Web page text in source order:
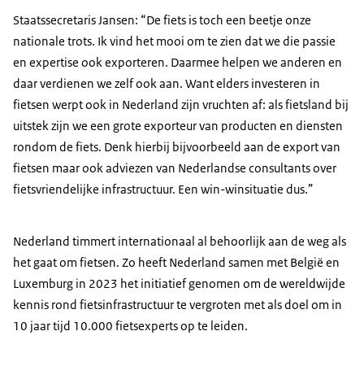
Staatssecretaris Jansen: “De fiets is toch een beetje onze
nationale trots. Ik vind het mooi om te zien dat we die passie
en expertise ook exporteren. Daarmee helpen we anderen en
daar verdienen we zelf ook aan. Want elders investeren in
fietsen werpt ook in Nederland zijn vruchten af: als fietsland bij
uitstek zijn we een grote exporteur van producten en diensten
rondom de fiets. Denk hierbij bijvoorbeeld aan de export van
fietsen maar ook adviezen van Nederlandse consultants over
fietsvriendelijke infrastructuur. Een win-winsituatie dus.”
Nederland timmert internationaal al behoorlijk aan de weg als
het gaat om fietsen. Zo heeft Nederland samen met België en
Luxemburg in 2023 het initiatief genomen om de wereldwijde
kennis rond fietsinfrastructuur te vergroten met als doel om in
10 jaar tijd 10.000 fietsexperts op te leiden.